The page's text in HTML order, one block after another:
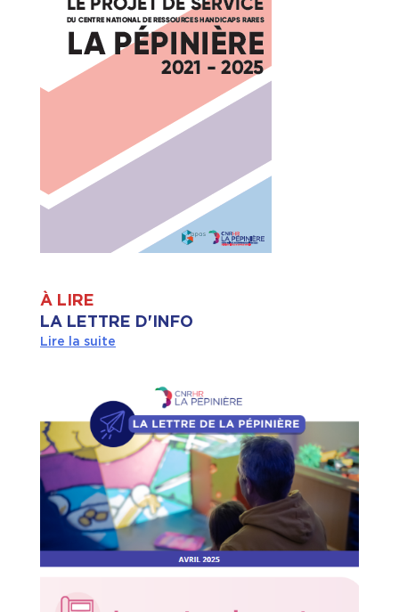
À LIRE
LA LETTRE D'INFO
Lire la suite